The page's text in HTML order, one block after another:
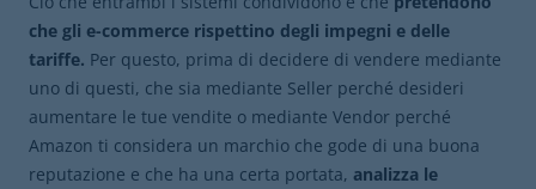
che gli e-commerce rispettino degli impegni e delle
tariffe. Per questo, prima di decidere di vendere mediante
uno di questi, che sia mediante Seller perché desideri
aumentare le tue vendite o mediante Vendor perché
Amazon ti considera un marchio che gode di una buona
reputazione e che ha una certa portata, analizza le